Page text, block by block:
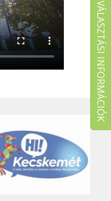
VÁLASZTÁSI INFORMÁCIÓK